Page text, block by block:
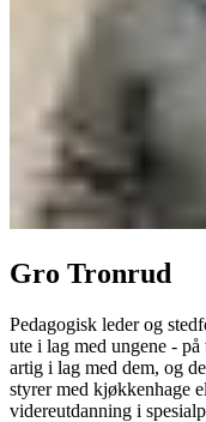
Gro Tronrud
Pedagogisk leder og
ute i lag med ungene -
artig i lag med dem, og
styrer med kjøkkenhage
videreutdanning i